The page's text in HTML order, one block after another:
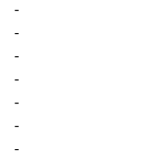
-
-
-
-
-
-
-